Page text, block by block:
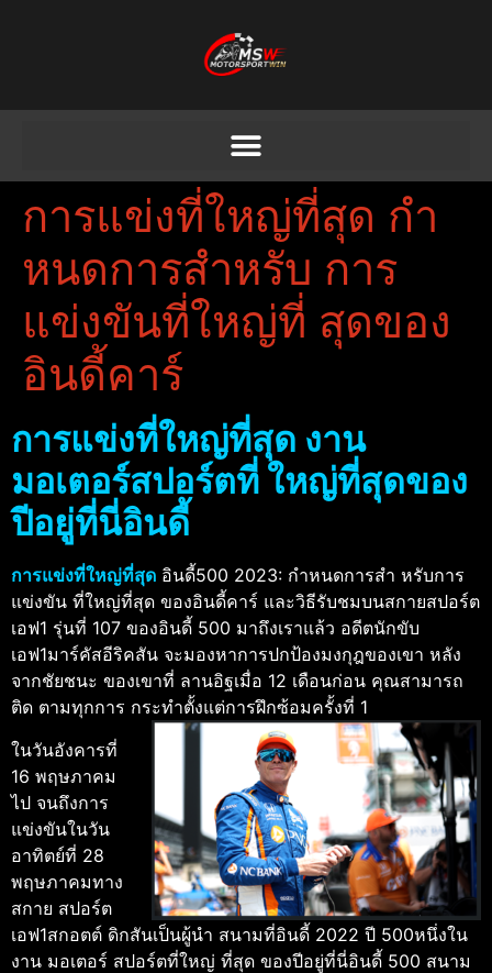
การแข่งที่ใหญ่ที่สุด กํา
หนดการสําหรับ การ
แข่งขันที่ใหญ่ที่ สุดของ
อินดี้คาร์
การแข่งที่ใหญ่ที่สุด งาน
มอเตอร์สปอร์ตที่ ใหญ่ที่สุดของ
ปีอยู่ที่นี่อินดี้
การแข่งที่ใหญ่ที่สุด อินดี้500 2023: กําหนดการสํา หรับการ
แข่งขัน ที่ใหญ่ที่สุด ของอินดี้คาร์ และวิธีรับชมบนสกายสปอร์ต
เอฟ1 รุ่นที่ 107 ของอินดี้ 500 มาถึงเราแล้ว อดีตนักขับ
เอฟ1มาร์คัสอีริคสัน จะมองหาการปกป้องมงกุฎของเขา หลัง
จากชัยชนะ ของเขาที่ ลานอิฐเมื่อ 12 เดือนก่อน คุณสามารถ
ติด ตามทุกการ กระทําตั้งแต่การฝึกซ้อมครั้งที่ 1
ในวันอังคารที่
16 พฤษภาคม
ไป จนถึงการ
แข่งขันในวัน
อาทิตย์ที่ 28
พฤษภาคมทาง
สกาย สปอร์ต
เอฟ1สกอตต์ ดิกสันเป็นผู้นํา สนามที่อินดี้ 2022 ปี 500หนึ่งใน
งาน มอเตอร์ สปอร์ตที่ใหญ่ ที่สุด ของปีอยู่ที่นี่อินดี้ 500 สนาม